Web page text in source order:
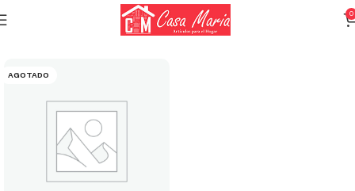
0
Calderas, Ollas y Sartenes Ollas
AGOTADO